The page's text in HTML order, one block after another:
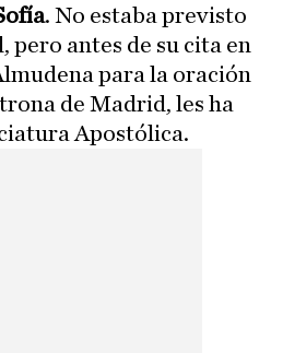
. No estaba previsto
pero antes de su cita en
para la oración
de Madrid, les ha
Apostólica.